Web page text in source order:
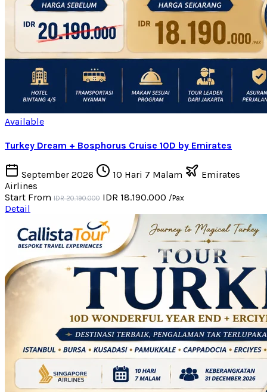
Available
Turkey Dream + Bosphorus Cruise 10D by Emirates
September 2026 10 Hari 7 Malam
Emirates
Airlines
Start From IDR 20.190.000 IDR 18.190.000 /Pax
Detail